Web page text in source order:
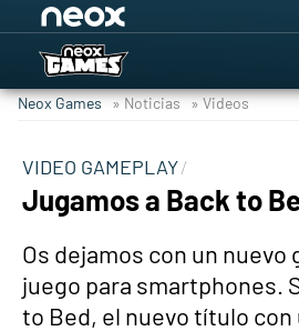
Hyrule
Cyberpunk
Asia peculiar
Neox Games » Noticias » Videos
VIDEO GAMEPLAY
Jugamos a Back to
Os dejamos con un nuevo
juego para smartphones.
to Bed, el nuevo título con